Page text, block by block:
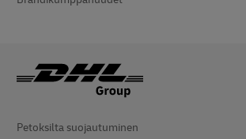
Petoksilta suojautuminen